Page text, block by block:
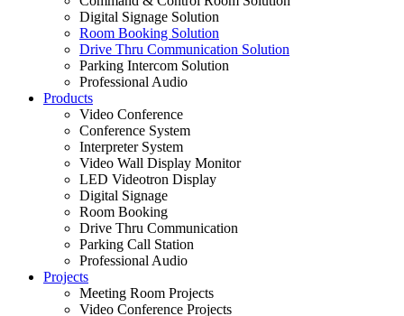
Digital Signage Solution
Room Booking Solution
Drive Thru Communication Solution
Parking Intercom Solution
Professional Audio
Products
Video Conference
Conference System
Interpreter System
Video Wall Display Monitor
LED Videotron Display
Digital Signage
Room Booking
Drive Thru Communication
Parking Call Station
Professional Audio
Projects
Meeting Room Projects
Video Conference Projects